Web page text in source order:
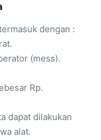
dengan :
(mess).
Rp.
dapat dilakukan
alat.